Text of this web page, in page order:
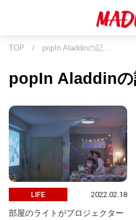
TOP / popIn Aladdinの記…
popIn Aladdinの
LIFE 2022.02.18
部屋のライトがプロジェクター